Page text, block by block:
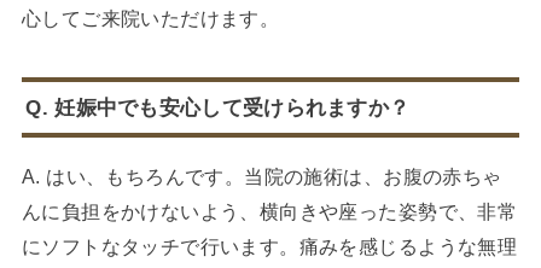
心してご来院いただけます。
Q. 妊娠中でも安心して受けられますか？
A. はい、もちろんです。当院の施術は、お腹の赤ちゃ
んに負担をかけないよう、横向きや座った姿勢で、非常
にソフトなタッチで行います。痛みを感じるような無理